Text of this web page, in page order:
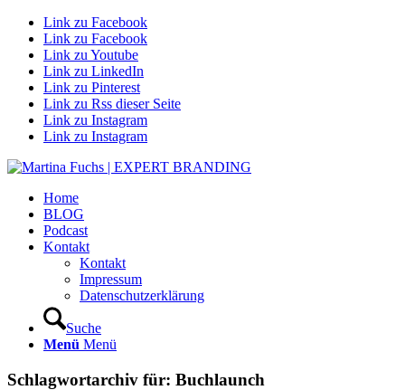
Link zu Facebook
Link zu Facebook
Link zu Youtube
Link zu LinkedIn
Link zu Pinterest
Link zu Rss dieser Seite
Link zu Instagram
Link zu Instagram
Home
BLOG
Podcast
Kontakt
Kontakt
Impressum
Datenschutzerklärung
Suche
Menü Menü
Schlagwortarchiv für: Buchlaunch